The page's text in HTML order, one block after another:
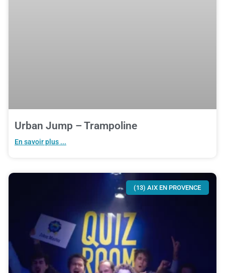
Urban Jump – Trampoline
En savoir plus ...
(13) AIX EN PROVENCE